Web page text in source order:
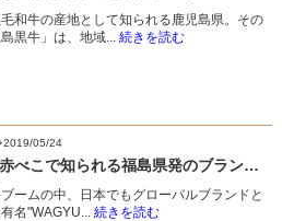
和牛の産地として知られる鹿児島県。その
黒牛」は、地域... 続きを読む
2019/05/24
福島牛は、赤べこで知られる福島県発のブランド和牛
ームの中、日本でもグローバルブランドと
名"WAGYU... 続きを読む